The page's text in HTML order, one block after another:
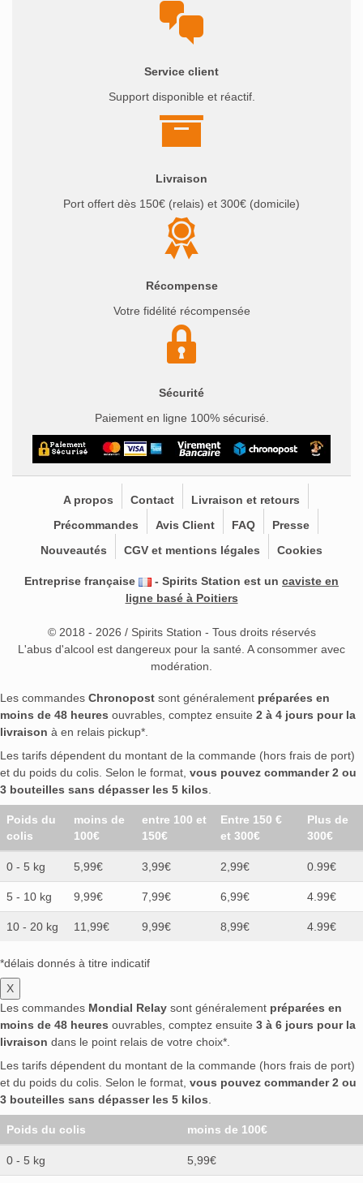
Service client
Support disponible et réactif.
Livraison
Port offert dès 150€ (relais) et 300€ (domicile)
Récompense
Votre fidélité récompensée
Sécurité
Paiement en ligne 100% sécurisé.
A propos Contact
Livraison et retours
Précommandes
Avis Client FAQ
Presse
Nouveautés
CGV et mentions légales Cookies
Entreprise française - Spirits Station est un caviste en
ligne basé à Poitiers
© 2018 - 2026 / Spirits Station - Tous droits réservés
L'abus d'alcool est dangereux pour la santé. A consommer avec
modération.
Les commandes Chronopost sont généralement préparées en
moins de 48 heures ouvrables, comptez ensuite 2 à 4 jours pour la
livraison à en relais pickup*.
Les tarifs dépendent du montant de la commande (hors frais de port)
et du poids du colis. Selon le format, vous pouvez commander 2 ou
3 bouteilles sans dépasser les 5 kilos.
Poids du
colis
moins de
100€
entre 100 et
150€
Entre 150 €
et 300€
Plus de
300€
0 - 5 kg 5,99€ 3,99€ 2,99€ 0.99€
5 - 10 kg 9,99€ 7,99€ 6,99€ 4.99€
10 - 20 kg 11,99€ 9,99€ 8,99€ 4.99€
*délais donnés à titre indicatif
X
Les commandes Mondial Relay sont généralement préparées en
moins de 48 heures ouvrables, comptez ensuite 3 à 6 jours pour la
livraison dans le point relais de votre choix*.
Les tarifs dépendent du montant de la commande (hors frais de port)
et du poids du colis. Selon le format, vous pouvez commander 2 ou
3 bouteilles sans dépasser les 5 kilos.
Poids du colis moins de 100€
0 - 5 kg 5,99€